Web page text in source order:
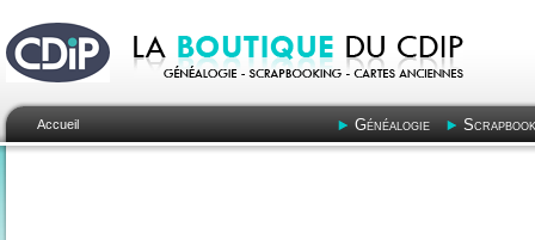
Accueil Généalogie